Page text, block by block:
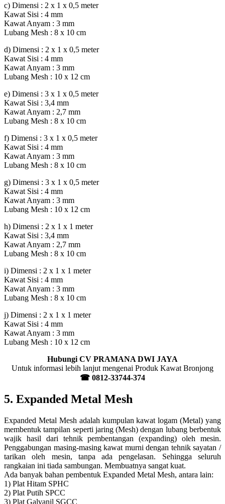
c) Dimensi : 2 x 1 x 0,5 meter
Kawat Sisi : 4 mm
Kawat Anyam : 3 mm
Lubang Mesh : 8 x 10 cm
d) Dimensi : 2 x 1 x 0,5 meter
Kawat Sisi : 4 mm
Kawat Anyam : 3 mm
Lubang Mesh : 10 x 12 cm
e) Dimensi : 3 x 1 x 0,5 meter
Kawat Sisi : 3,4 mm
Kawat Anyam : 2,7 mm
Lubang Mesh : 8 x 10 cm
f) Dimensi : 3 x 1 x 0,5 meter
Kawat Sisi : 4 mm
Kawat Anyam : 3 mm
Lubang Mesh : 8 x 10 cm
g) Dimensi : 3 x 1 x 0,5 meter
Kawat Sisi : 4 mm
Kawat Anyam : 3 mm
Lubang Mesh : 10 x 12 cm
h) Dimensi : 2 x 1 x 1 meter
Kawat Sisi : 3,4 mm
Kawat Anyam : 2,7 mm
Lubang Mesh : 8 x 10 cm
i) Dimensi : 2 x 1 x 1 meter
Kawat Sisi : 4 mm
Kawat Anyam : 3 mm
Lubang Mesh : 8 x 10 cm
j) Dimensi : 2 x 1 x 1 meter
Kawat Sisi : 4 mm
Kawat Anyam : 3 mm
Lubang Mesh : 10 x 12 cm
Hubungi CV PRAMANA DWI JAYA
Untuk informasi lebih lanjut mengenai Produk Kawat Bronjong
☎ 0812-33744-374
5. Expanded Metal Mesh
Expanded Metal Mesh adalah kumpulan kawat logam (Metal) yang
membentuk tampilan seperti jaring (Mesh) dengan lubang berbentuk
wajik hasil dari tehnik pembentangan (expanding) oleh mesin.
Penggabungan masing-masing kawat murni dengan tehnik sayatan /
tarikan oleh mesin, tanpa ada pengelasan. Sehingga seluruh
rangkaian ini tiada sambungan. Membuatnya sangat kuat.
Ada banyak bahan pembentuk Expanded Metal Mesh, antara lain:
1) Plat Hitam SPHC
2) Plat Putih SPCC
3) Plat Galvanil SGCC